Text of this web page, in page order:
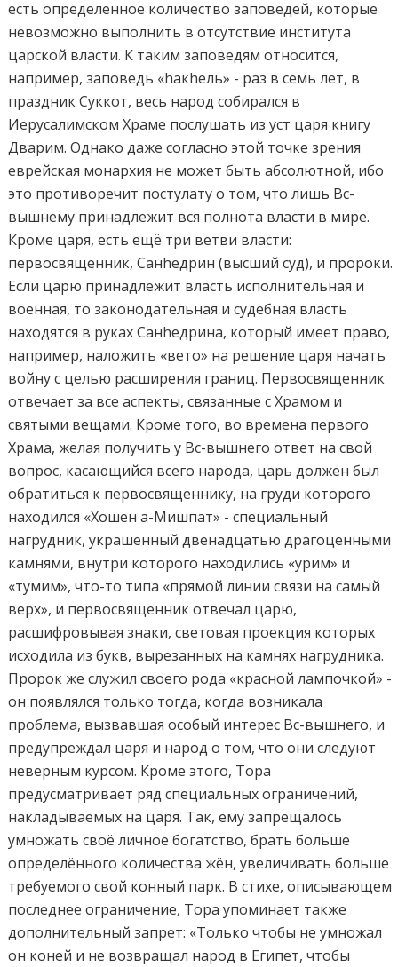
есть определённое количество заповедей, которые
невозможно выполнить в отсутствие института
царской власти. К таким заповедям относится,
например, заповедь «hакhель» - раз в семь лет, в
праздник Суккот, весь народ собирался в
Иерусалимском Храме послушать из уст царя книгу
Дварим. Однако даже согласно этой точке зрения
еврейская монархия не может быть абсолютной, ибо
это противоречит постулату о том, что лишь Вс-
вышнему принадлежит вся полнота власти в мире.
Кроме царя, есть ещё три ветви власти:
первосвященник, Санhедрин (высший суд), и пророки.
Если царю принадлежит власть исполнительная и
военная, то законодательная и судебная власть
находятся в руках Санhедрина, который имеет право,
например, наложить «вето» на решение царя начать
войну с целью расширения границ. Первосвященник
отвечает за все аспекты, связанные с Храмом и
святыми вещами. Кроме того, во времена первого
Храма, желая получить у Вс-вышнего ответ на свой
вопрос, касающийся всего народа, царь должен был
обратиться к первосвященнику, на груди которого
находился «Хошен а-Мишпат» - специальный
нагрудник, украшенный двенадцатью драгоценными
камнями, внутри которого находились «урим» и
«тумим», что-то типа «прямой линии связи на самый
верх», и первосвященник отвечал царю,
расшифровывая знаки, световая проекция которых
исходила из букв, вырезанных на камнях нагрудника.
Пророк же служил своего рода «красной лампочкой» -
он появлялся только тогда, когда возникала
проблема, вызвавшая особый интерес Вс-вышнего, и
предупреждал царя и народ о том, что они следуют
неверным курсом. Кроме этого, Тора
предусматривает ряд специальных ограничений,
накладываемых на царя. Так, ему запрещалось
умножать своё личное богатство, брать больше
определённого количества жён, увеличивать больше
требуемого свой конный парк. В стихе, описывающем
последнее ограничение, Тора упоминает также
дополнительный запрет: «Только чтобы не умножал
он коней и не возвращал народ в Египет, чтобы